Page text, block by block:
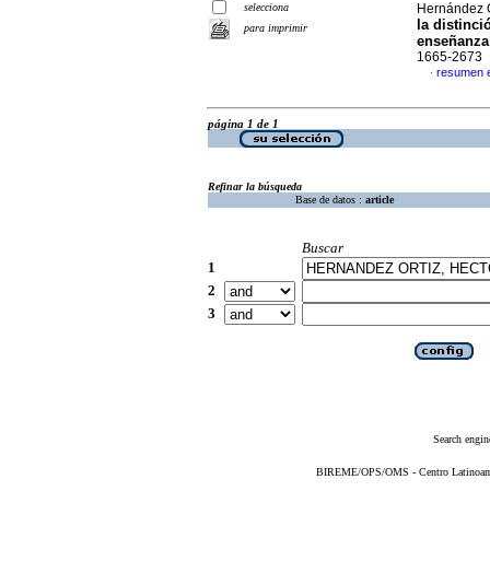
selecciona
para imprimir
Hernández
la
enseñanza
1665-2673
· resumen
página 1 de 1
Refinar la búsqueda
Base de datos : article
Buscar
1
2
3
Search
BIREME/OPS/OMS - Centro